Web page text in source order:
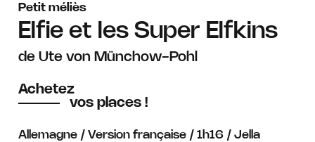
Petit méliès
Elfie et les Super Elfkins
de Ute von Münchow-Pohl
Achetez
vos places !
Allemagne / Version française / 1h16 / Jella